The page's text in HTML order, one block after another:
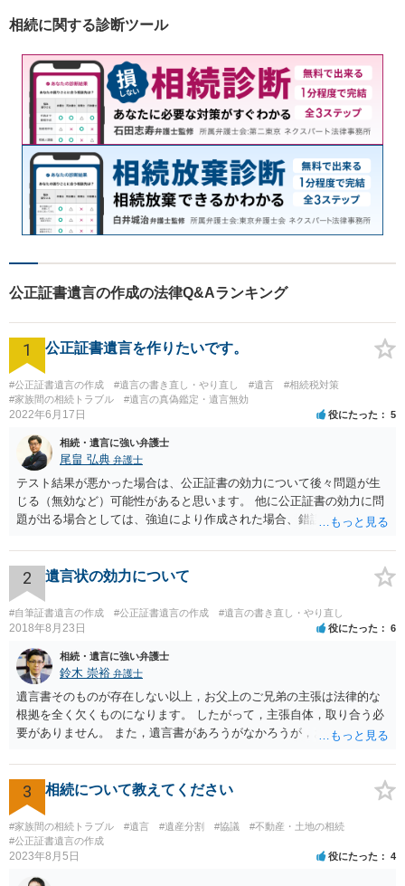
相続に関する診断ツール
公正証書遺言の作成の法律Q&Aランキング
1 公正証書遺言を作りたいです。
#公正証書遺言の作成 #遺言の書き直し・やり直し #遺言
#相続税対策
#家族間の相続トラブル
#遺言の真偽鑑定・遺言無効
2022年6月17日 役にたった 5
相続・遺言に強い弁護士
尾畠 弘典 弁護士
テスト結果が悪かった場合は、公正証書の効力について後々問題が生
じる（無効など）可能性があると思います。 他に公正証書の効力に問
題が出る場合としては、強迫により作成された場合、錯誤（勘違い）
すが、弁護士に作成を依頼する場合は、１０～数十万円程度になるケ
ースが多いと思います。 報酬体系は、弁護士ごとに異なりますので一
律の基準はありません。
2 遺言状の効力について
#自筆証書遺言の作成 #公正証書遺言の作成 #遺言の書き直し・やり直し
2018年8月23日 役にたった 6
相続・遺言に強い弁護士
鈴木 崇裕 弁護士
遺言書そのものが存在しない以上，お父上のご兄弟の主張は法律的な
根拠を全く欠くものになります。 したがって，主張自体，取り合う必
要がありません。 また，遺言書があろうがなかろうが，お父上のご兄
ご回答にもありますが， 代理人弁護士をたてて，その弁護士から相手
方に対して， ・相続に関する主張は法的根拠がなく，一切応じないこ
と ・今後一切の連絡をしてこないでほしいこと ・連絡を継続してくる
ようであれば警察への通報や法的措置も辞さないこと などを記載した
書面を発送してもらうことがよろしいように思います。
3 相続について教えてください
#家族間の相続トラブル #遺言 #遺産分割 #協議
#不動産・土地の相続
#公正証書遺言の作成
2023年8月5日 役にたった 4